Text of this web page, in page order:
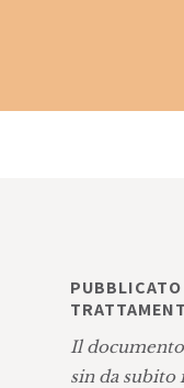
PUBBLICATO
Il
sin da